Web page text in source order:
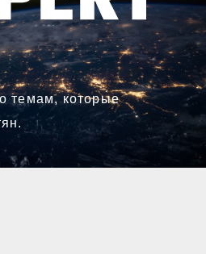
темам, которые